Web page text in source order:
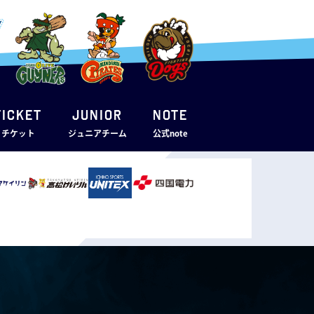
ケット
JUNIOR
ジュニアチーム
note
公式note